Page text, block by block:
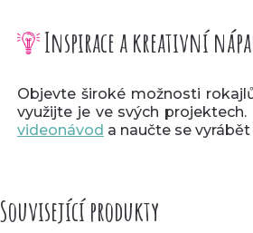
Inspirace a kreativní
Objevte široké možnosti
využijte je ve svých
videonávod a naučte se
Související produkty